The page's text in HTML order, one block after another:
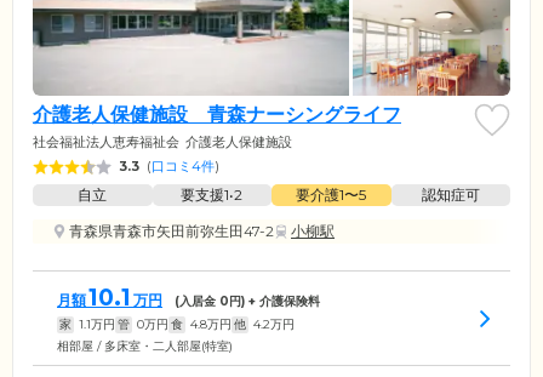
介護老人保健施設 青森ナーシングライフ
社会福祉法人恵寿福祉会 介護老人保健施設
3.3 (口コミ4件)
自立 要支援1•2 要介護1〜5
認知症可
青森県青森市矢田前弥生田47-2
小柳駅
月額10.1 万円 (入居金 0円) + 介護保険料
家 1.1万円 管 0万円 食 4.8万円 他 4.2万円
相部屋 / 多床室・二人部屋(特室)